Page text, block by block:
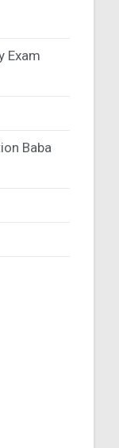
Exam
Baba